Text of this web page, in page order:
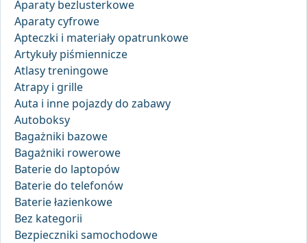
Aparaty bezlusterkowe
Aparaty cyfrowe
Apteczki i materiały opatrunkowe
Artykuły piśmiennicze
Atlasy treningowe
Atrapy i grille
Auta i inne pojazdy do zabawy
Autoboksy
Bagażniki bazowe
Bagażniki rowerowe
Baterie do laptopów
Baterie do telefonów
Baterie łazienkowe
Bez kategorii
Bezpieczniki samochodowe